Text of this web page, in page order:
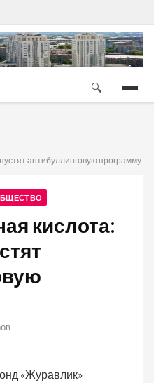
🔍
антибуллинговую программу
кислота:
«Журавлик»